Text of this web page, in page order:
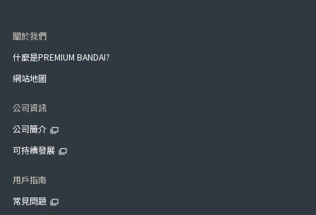
關於我們
什麼是PREMIUM BANDAI?
網站地圖
公司資訊
公司簡介
可持續發展
用戶指南
常見問題